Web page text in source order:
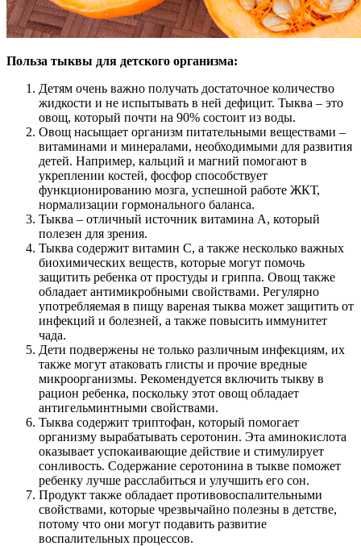
Польза тыквы для детского организма:
Детям очень важно получать достаточное количество
жидкости и не испытывать в ней дефицит. Тыква – это
овощ, который почти на 90% состоит из воды.
Овощ насыщает организм питательными веществами –
витаминами и минералами, необходимыми для развития
детей. Например, кальций и магний помогают в
укреплении костей, фосфор способствует
функционированию мозга, успешной работе ЖКТ,
нормализации гормонального баланса.
Тыква – отличный источник витамина A, который
полезен для зрения.
Тыква содержит витамин C, а также несколько важных
биохимических веществ, которые могут помочь
защитить ребенка от простуды и гриппа. Овощ также
обладает антимикробными свойствами. Регулярно
употребляемая в пищу вареная тыква может защитить от
инфекций и болезней, а также повысить иммунитет
чада.
Дети подвержены не только различным инфекциям, их
также могут атаковать глисты и прочие вредные
микроорганизмы. Рекомендуется включить тыкву в
рацион ребенка, поскольку этот овощ обладает
антигельминтными свойствами.
Тыква содержит триптофан, который помогает
организму вырабатывать серотонин. Эта аминокислота
оказывает успокаивающие действие и стимулирует
сонливость. Содержание серотонина в тыкве поможет
ребенку лучше расслабиться и улучшить его сон.
Продукт также обладает противовоспалительными
свойствами, которые чрезвычайно полезны в детстве,
потому что они могут подавить развитие
воспалительных процессов.